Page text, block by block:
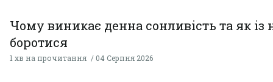
Чому виникає денна сонливість та як із
боротися
1 хв на прочитання 04 Серпня 2026